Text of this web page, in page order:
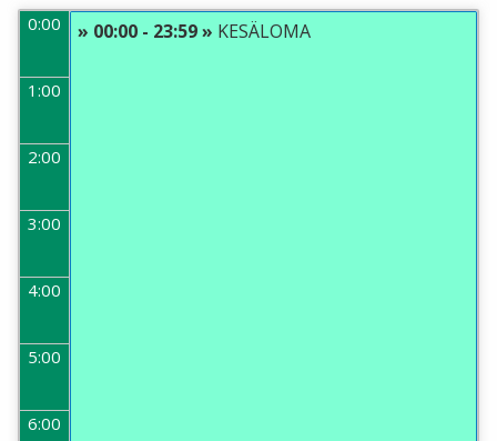
0:00
1:00
2:00
3:00
4:00
5:00
6:00
» 00:00 - 23:59 » KESÄLOMA